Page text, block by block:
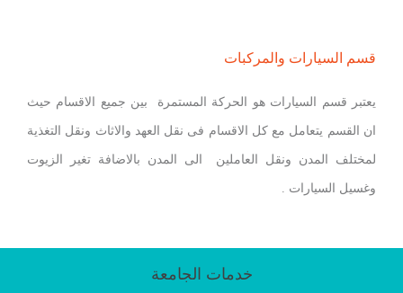
قسم السيارات والمركبات
يعتبر قسم السيارات هو الحركة المستمرة بين جميع الاقسام حيث
ان القسم يتعامل مع كل الاقسام فى نقل العهد والاثاث ونقل التغذية
لمختلف المدن ونقل العاملين الى المدن بالاضافة تغير الزيوت
وغسيل السيارات .
خدمات الجامعة